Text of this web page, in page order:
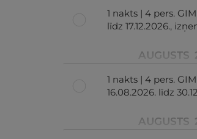
1 nakts | 4 pers.
līdz 17.12.2026.,
AUGUSTS
1 nakts | 4 pers.
16.08.2026. līdz
AUGUSTS